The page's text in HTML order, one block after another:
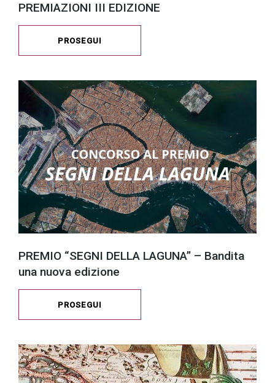
PREMIAZIONI III EDIZIONE
PROSEGUI
PREMIO “SEGNI DELLA LAGUNA” – Bandita
una nuova edizione
PROSEGUI